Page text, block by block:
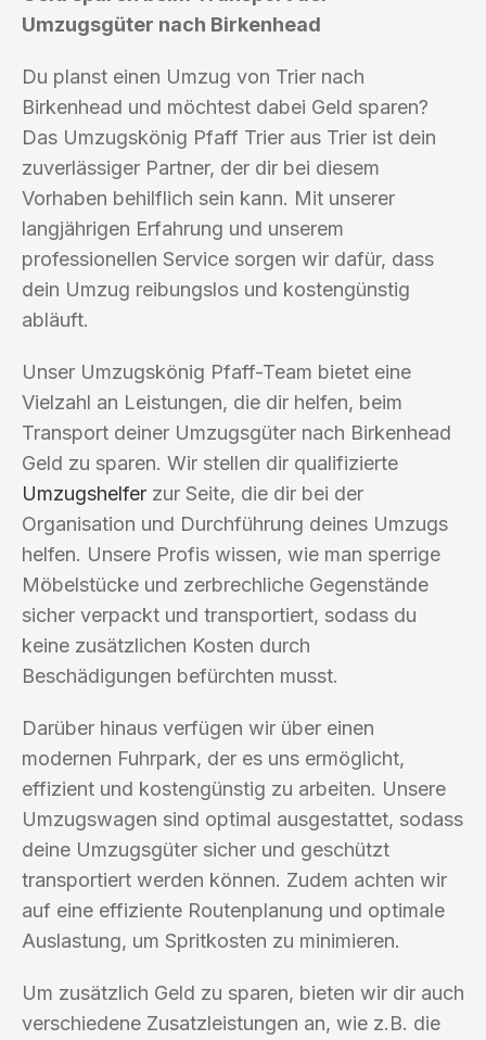
Umzugsgüter nach Birkenhead
Du planst einen Umzug von Trier nach
Birkenhead und möchtest dabei Geld sparen?
Das Umzugskönig Pfaff Trier aus Trier ist dein
zuverlässiger Partner, der dir bei diesem
Vorhaben behilflich sein kann. Mit unserer
langjährigen Erfahrung und unserem
professionellen Service sorgen wir dafür, dass
dein Umzug reibungslos und kostengünstig
abläuft.
Unser Umzugskönig Pfaff-Team bietet eine
Vielzahl an Leistungen, die dir helfen, beim
Transport deiner Umzugsgüter nach Birkenhead
Geld zu sparen. Wir stellen dir qualifizierte
Umzugshelfer zur Seite, die dir bei der
Organisation und Durchführung deines Umzugs
helfen. Unsere Profis wissen, wie man sperrige
Möbelstücke und zerbrechliche Gegenstände
sicher verpackt und transportiert, sodass du
keine zusätzlichen Kosten durch
Beschädigungen befürchten musst.
Darüber hinaus verfügen wir über einen
modernen Fuhrpark, der es uns ermöglicht,
effizient und kostengünstig zu arbeiten. Unsere
Umzugswagen sind optimal ausgestattet, sodass
deine Umzugsgüter sicher und geschützt
transportiert werden können. Zudem achten wir
auf eine effiziente Routenplanung und optimale
Auslastung, um Spritkosten zu minimieren.
Um zusätzlich Geld zu sparen, bieten wir dir auch
verschiedene Zusatzleistungen an, wie z.B. die